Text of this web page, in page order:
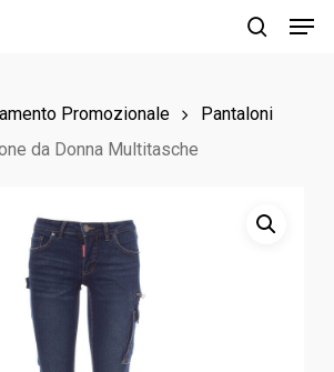
Promozionale
Pantaloni
da Donna Multitasche